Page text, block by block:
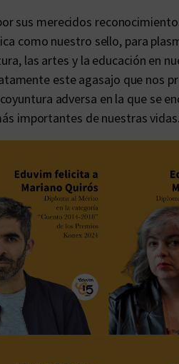
sus merecidos
como nuestro sello, para
las artes y la educación en
este agasajo que nos
adversa en la que se
importantes de nuestras vidas.